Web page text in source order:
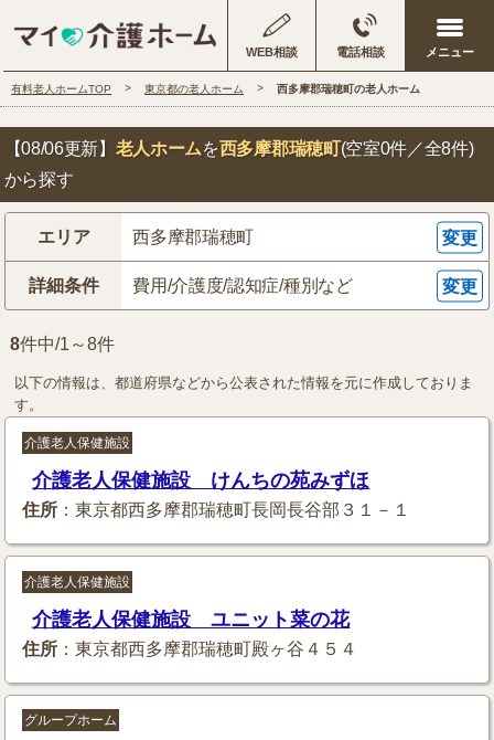
WEB相談 電話相談
有料老人ホームTOP 東京都の老人ホーム 西多摩郡瑞穂町の老人ホーム
【08/06更新】 老人ホームを西多摩郡瑞穂町(空室0件／全8件)
から探す
エリア 西多摩郡瑞穂町 変更
詳細条件 費用/介護度/認知症/種別など 変更
8件中/1～8件
以下の情報は、都道府県などから公表された情報を元に作成しておりま
す。
介護老人保健施設
介護老人保健施設 けんちの苑みずほ
住所 ：東京都西多摩郡瑞穂町長岡長谷部３１－１
介護老人保健施設
介護老人保健施設 ユニット菜の花
住所 ：東京都西多摩郡瑞穂町殿ヶ谷４５４
グループホーム